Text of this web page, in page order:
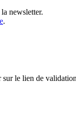
newsletter.
.
le lien de